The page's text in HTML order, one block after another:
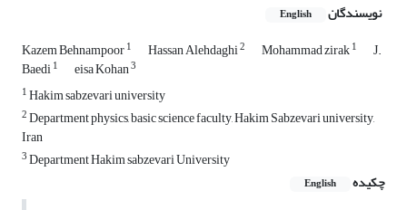
نویسندگان English
Kazem Behnampoor1 Hassan Alehdaghi2 Mohammad zirak1 J.
Baedi1 eisa Kohan3
1Hakim sabzevari university
2Department physics, basic science faculty, Hakim Sabzevari university,
Iran
3Department Hakim sabzevari University
چکیده
English